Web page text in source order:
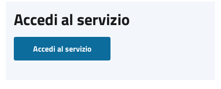
Accedi al servizio
Accedi al servizio